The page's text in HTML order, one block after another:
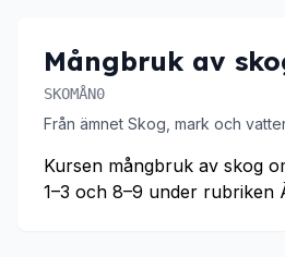
Mångbruk av
SKOMÅN0
Från ämnet Skog, mark och
Kursen mångbruk av skog
1–3 och 8–9 under rubriken